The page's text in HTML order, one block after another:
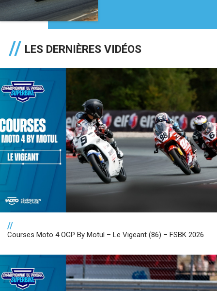
LES DERNIÈRES VIDÉOS
//
Courses Moto 4 OGP By Motul – Le Vigeant (86) – FSBK 2026